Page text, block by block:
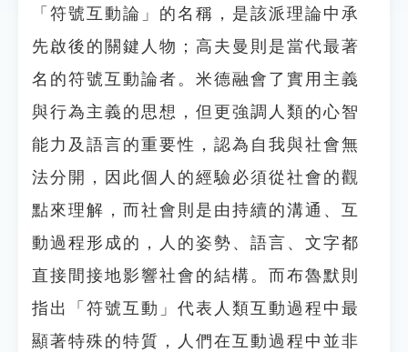
「符號互動論」的名稱，是該派理論中承
先啟後的關鍵人物；高夫曼則是當代最著
名的符號互動論者。米德融會了實用主義
與行為主義的思想，但更強調人類的心智
能力及語言的重要性，認為自我與社會無
法分開，因此個人的經驗必須從社會的觀
點來理解，而社會則是由持續的溝通、互
動過程形成的，人的姿勢、語言、文字都
直接間接地影響社會的結構。而布魯默則
指出「符號互動」代表人類互動過程中最
顯著特殊的特質，人們在互動過程中並非